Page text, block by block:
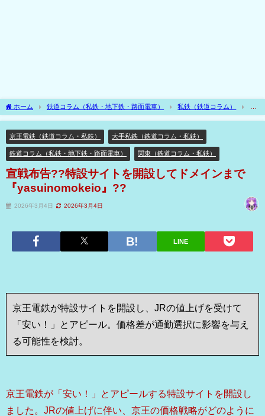
ホーム 鉄道コラム（私鉄・地下鉄・路面電車） 私鉄（鉄道コラム）
手私鉄（鉄道コラム・私鉄）
関東（鉄道コラム・私鉄）
京王電鉄（鉄道コラ
京王電鉄（鉄道コラム・私鉄）
大手私鉄（鉄道コラム・私鉄）
鉄道コラム（私鉄・地下鉄・路面電車） 関東（鉄道コラム・私鉄）
宣戦布告??特設サイトを開設してドメインまで
『yasuinomokeio』??
2026年3月4日 2026年3月4日
LINE
京王電鉄が特設サイトを開設し、JRの値上げを受けて
「安い！」とアピール。価格差が通勤選択に影響を与え
る可能性を検討。
京王電鉄が「安い！」とアピールする特設サイトを開設し
ました。JRの値上げに伴い、京王の価格戦略がどのように